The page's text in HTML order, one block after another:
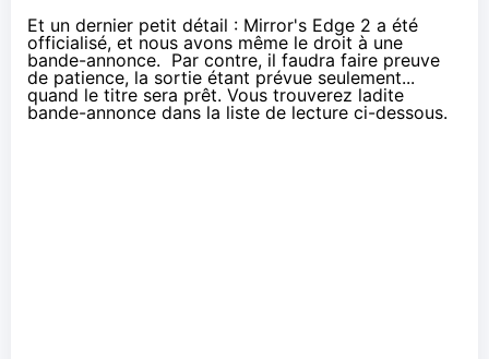
Et un dernier petit détail : Mirror's Edge 2 a été
officialisé, et nous avons même le droit à une
bande-annonce. Par contre, il faudra faire preuve
de patience, la sortie étant prévue seulement...
quand le titre sera prêt. Vous trouverez ladite
bande-annonce dans la liste de lecture ci-dessous.